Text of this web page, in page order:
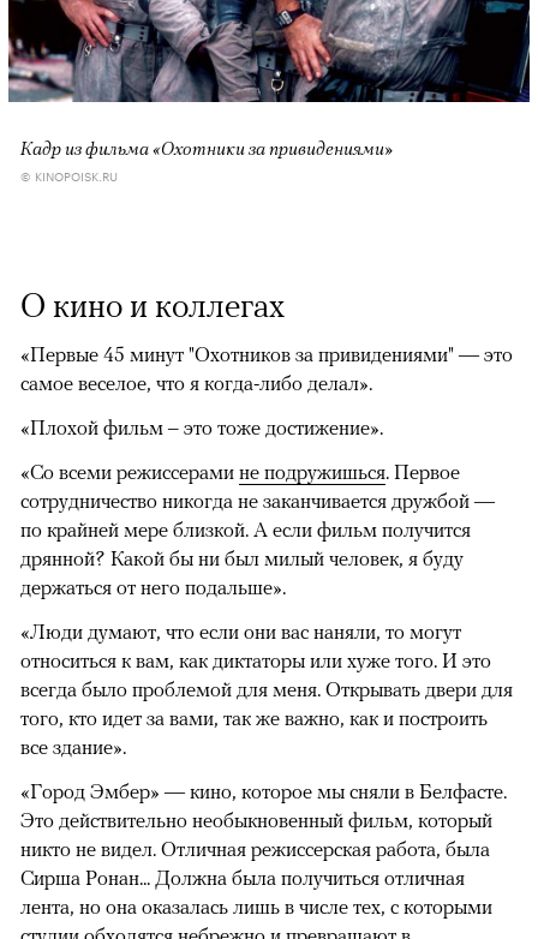
Кадр из фильма «Охотники за привидениями»
© KINOPOISK.RU
О кино и коллегах
«Первые 45 минут "Охотников за привидениями" — это
самое веселое, что я когда-либо делал».
«Плохой фильм – это тоже достижение».
«Со всеми режиссерами не подружишься. Первое
сотрудничество никогда не заканчивается дружбой —
по крайней мере близкой. А если фильм получится
дрянной? Какой бы ни был милый человек, я буду
держаться от него подальше».
«Люди думают, что если они вас наняли, то могут
относиться к вам, как диктаторы или хуже того. И это
всегда было проблемой для меня. Открывать двери для
того, кто идет за вами, так же важно, как и построить
все здание».
«Город Эмбер» — кино, которое мы сняли в Белфасте.
Это действительно необыкновенный фильм, который
никто не видел. Отличная режиссерская работа, была
Сирша Ронан... Должна была получиться отличная
лента, но она оказалась лишь в числе тех, с которыми